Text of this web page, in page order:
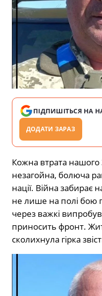
ПІДПИШІТЬСЯ НА
ДОДАТИ ЗАРАЗ
Кожна втрата
незагойна, болюча
нації. Війна забирає
не лише на полі бою
через важкі
приносить фронт.
сколихнула гірка